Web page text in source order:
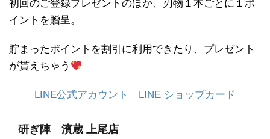
初回のご登録プレゼントのほか、刃物１本ごとに１ポ
イントを贈呈。
貯まったポイントを割引に利用できたり、プレゼント
が貰えちゃう
LINE公式アカウント LINE ショップカード
研ぎ陣 濱蔵 上尾店